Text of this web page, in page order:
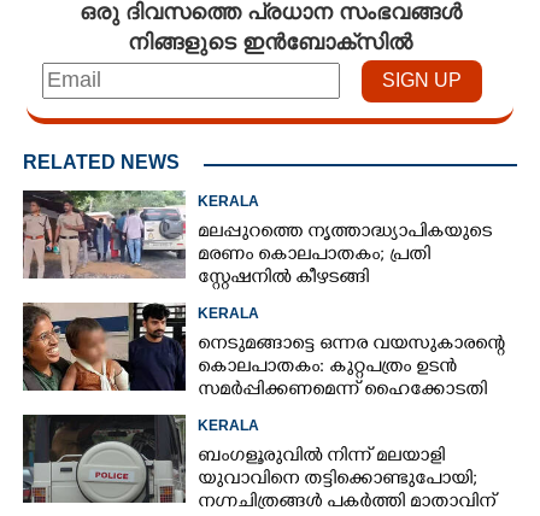
ഒരു ദിവസത്തെ പ്രധാന സംഭവങ്ങൾ
നിങ്ങളുടെ ഇൻബോക്സിൽ
RELATED NEWS
KERALA
മലപ്പുറത്തെ നൃത്താദ്ധ്യാപികയുടെ
മരണം കൊലപാതകം; പ്രതി
സ്റ്റേഷനിൽ കീഴടങ്ങി
KERALA
നെടുമങ്ങാട്ടെ ഒന്നര വയസുകാരന്റെ
കൊലപാതകം: കുറ്റപത്രം ഉടൻ
സമർപ്പിക്കണമെന്ന് ഹൈക്കോടതി
KERALA
ബംഗളൂരുവിൽ നിന്ന് മലയാളി
യുവാവിനെ തട്ടിക്കൊണ്ടുപോയി;
നഗ്നചിത്രങ്ങൾ പകർത്തി മാതാവിന്